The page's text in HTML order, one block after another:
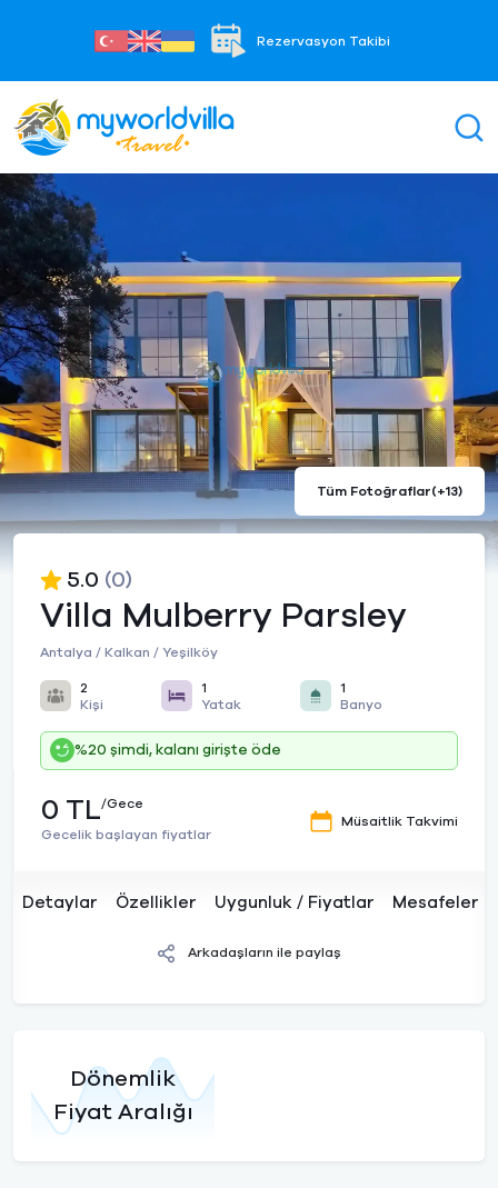
Rezervasyon Takibi
Tüm Fotoğraflar(+13)
Villa Mulberry Parsley
Antalya / Kalkan / Yeşilköy
5.0 (0)
2
Kişi
1
Yatak
1
Banyo
%20 şimdi, kalanı girişte öde
0 TL/Gece
Gecelik başlayan fiyatlar
Müsaitlik Takvimi
Detaylar Özellikler Uygunluk / Fiyatlar Mesafeler
Arkadaşların ile paylaş
Dönemlik
Fiyat Aralığı